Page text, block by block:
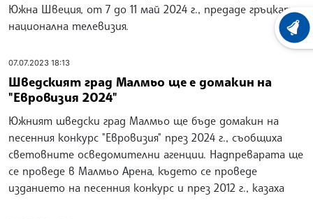
Южна Швеция, от 7 до 11 май 2024 г., предаде гръцката
национална телевизия.
07.07.2023 18:13
Шведският град Малмьо ще е домакин на
"Евровизия 2024"
Южният шведски град Малмьо ще бъде домакин на
песенния конкурс "Евровизия" през 2024 г., съобщиха
световните осведомителни агенции. Надпреварата ще
се проведе в Малмьо Арена, където се проведе
изданието на песенния конкурс и през 2012 г., казаха